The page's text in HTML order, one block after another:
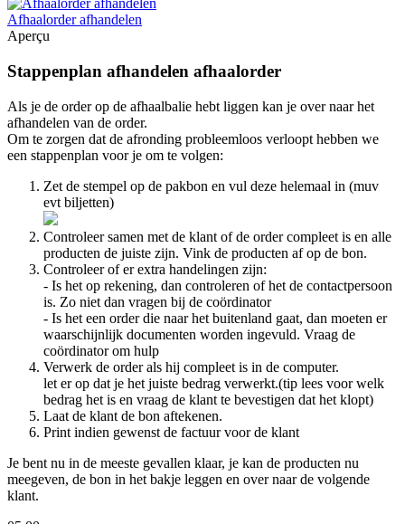
Afhaalorder afhandelen
Aperçu
Stappenplan afhandelen afhaalorder
Als je de order op de afhaalbalie hebt liggen kan je over naar het
afhandelen van de order.
Om te zorgen dat de afronding probleemloos verloopt hebben we
een stappenplan voor je om te volgen:
Zet de stempel op de pakbon en vul deze helemaal in (muv
evt biljetten)
Controleer samen met de klant of de order compleet is en alle
producten de juiste zijn. Vink de producten af op de bon.
Controleer of er extra handelingen zijn:
- Is het op rekening, dan controleren of het de contactpersoon
is. Zo niet dan vragen bij de coördinator
- Is het een order die naar het buitenland gaat, dan moeten er
waarschijnlijk documenten worden ingevuld. Vraag de
coördinator om hulp
Verwerk de order als hij compleet is in de computer.
let er op dat je het juiste bedrag verwerkt.(tip lees voor welk
bedrag het is en vraag de klant te bevestigen dat het klopt)
Laat de klant de bon aftekenen.
Print indien gewenst de factuur voor de klant
Je bent nu in de meeste gevallen klaar, je kan de producten nu
meegeven, de bon in het bakje leggen en over naar de volgende
klant.